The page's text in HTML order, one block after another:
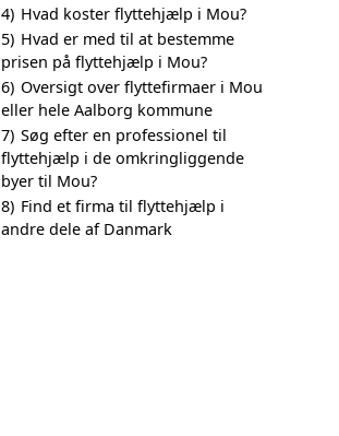
4) Hvad koster flyttehjælp i Mou?
5) Hvad er med til at bestemme
prisen på flyttehjælp i Mou?
6) Oversigt over flyttefirmaer i Mou
eller hele Aalborg kommune
7) Søg efter en professionel til
flyttehjælp i de omkringliggende
byer til Mou?
8) Find et firma til flyttehjælp i
andre dele af Danmark